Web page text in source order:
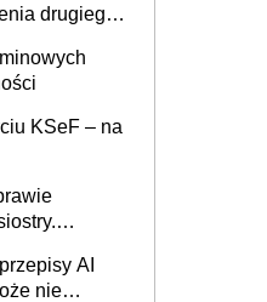
drugiego
KSeF – na
nie będzie
AI
nie